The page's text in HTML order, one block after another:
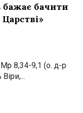
бажає бачити
8,34-9,1 (о. д-р